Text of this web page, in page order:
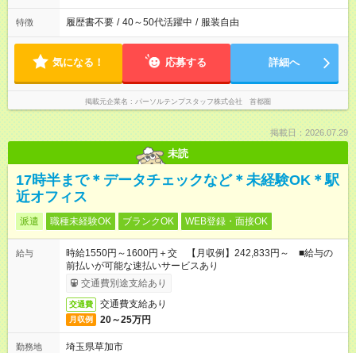
特徴 履歴書不要 / 40～50代活躍中 / 服装自由
気になる！ 応募する 詳細へ
掲載元企業名 パーソルテンプスタッフ株式会社 首都圏
掲載日：2026.07.29
未読
17時半まで＊データチェックなど＊未経験OK＊駅
近オフィス
派遣 職種未経験OK ブランクOK WEB登録・面接OK
給与
時給1550円～1600円＋交 【月収例】242,833円～ ■給与の
前払いが可能な速払いサービスあり
交通費別途支給あり
交通費 交通費支給あり
月収例 20～25万円
勤務地
埼玉県草加市